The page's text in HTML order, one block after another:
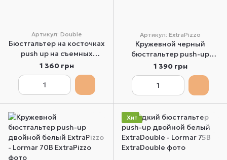
Артикул: Double
Бюстгальтер на косточках
push up на съемных
бретельках Lormar Double
65B
1 360 грн
Артикул: ExtraPizzo
Кружевной черный
бюстгальтер push-up
двойной ExtraPizzo Lormar
65B
1 390 грн
Хит